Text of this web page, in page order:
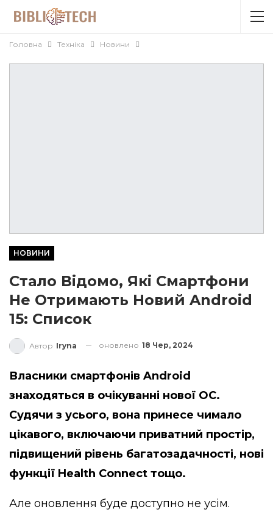
Головна Техніка Новини
НОВИНИ
Стало Відомо, Які Смартфони
Не Отримають Новий Android
15: Список
Автор Iryna оновлено 18 Чер, 2024
Власники смартфонів Android
знаходяться в очікуванні нової ОС.
Судячи з усього, вона принесе чимало
цікавого, включаючи приватний простір,
підвищений рівень багатозадачності, нові
функції Health Connect тощо.
Але оновлення буде доступно не усім.